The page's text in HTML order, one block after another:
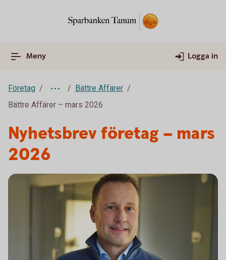
Meny Logga in
Företag
Bättre Affärer
Bättre Affärer – mars 2026
Nyhetsbrev företag – mars
2026